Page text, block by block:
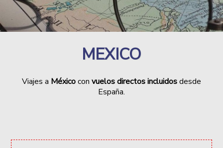
MEXICO
Viajes a Méxicocon vuelos directos incluidosdesde
España.